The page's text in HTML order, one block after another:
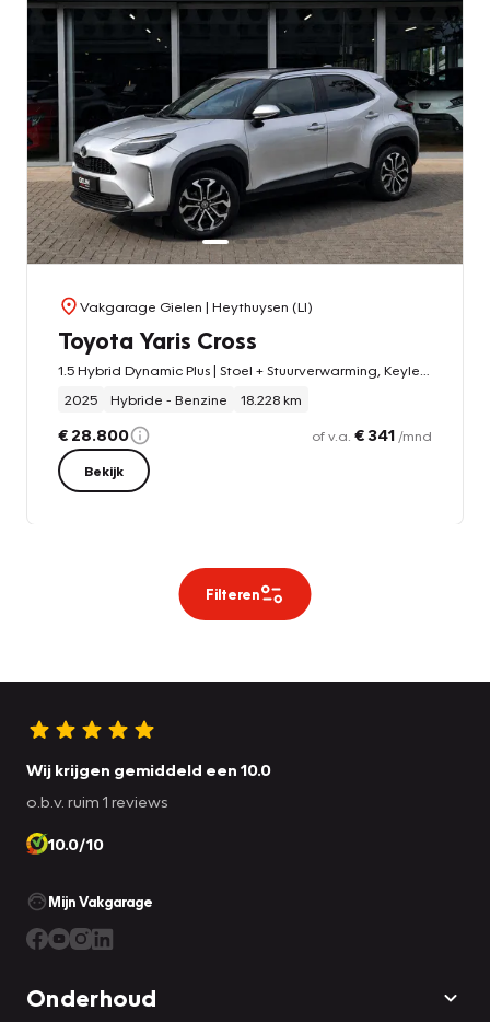
Vakgarage Gielen | Heythuysen (LI)
Toyota Yaris Cross
2025
Hybride - Benzine 18.228 km
€ 28.800 of v.a. € 341 /mnd
Bekijk
Filteren
Wij krijgen gemiddeld een 10.0
o.b.v. ruim 1 reviews
10.0/10
Mijn Vakgarage
Onderhoud